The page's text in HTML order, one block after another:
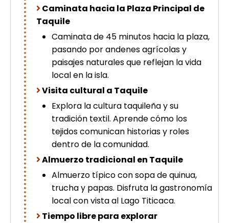
Caminata hacia la Plaza Principal de
Taquile
Caminata de 45 minutos hacia la plaza,
pasando por andenes agrícolas y
paisajes naturales que reflejan la vida
local en la isla.
Visita cultural a Taquile
Explora la cultura taquileña y su
tradición textil. Aprende cómo los
tejidos comunican historias y roles
dentro de la comunidad.
Almuerzo tradicional en Taquile
Almuerzo típico con sopa de quinua,
trucha y papas. Disfruta la gastronomía
local con vista al Lago Titicaca.
Tiempo libre para explorar